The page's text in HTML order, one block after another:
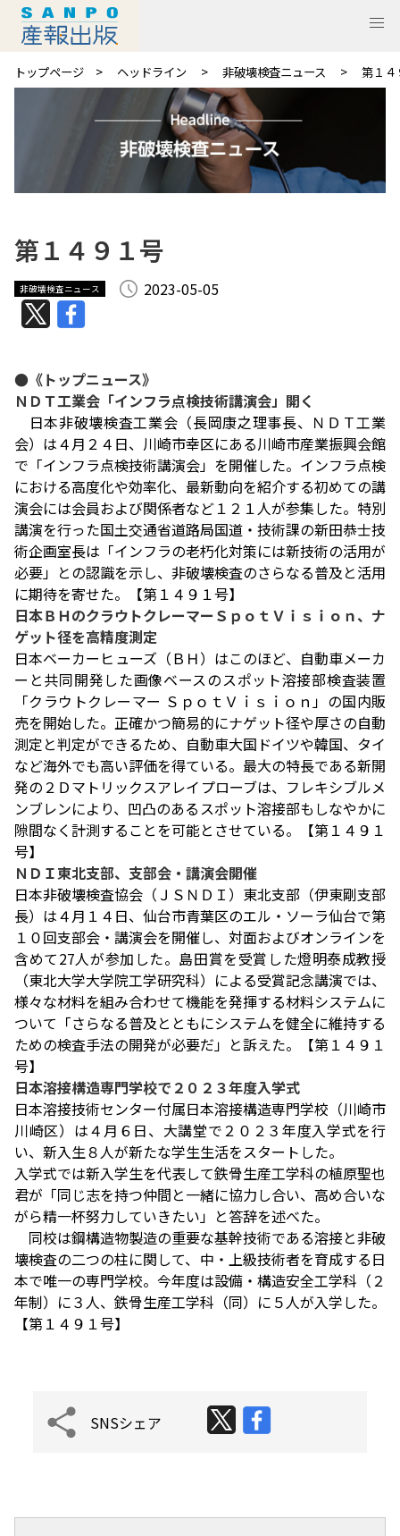
トップページ ヘッドライン 非破壊検査ニュース 第１４
第１４９１号
非破壊検査ニュース 2023-05-05
●《トップニュース》
ＮＤＴ工業会「インフラ点検技術講演会」開く
日本非破壊検査工業会（長岡康之理事長、ＮＤＴ工業
会）は４月２４日、川崎市幸区にある川崎市産業振興会館
で「インフラ点検技術講演会」を開催した。インフラ点検
における高度化や効率化、最新動向を紹介する初めての講
演会には会員および関係者など１２１人が参集した。特別
講演を行った国土交通省道路局国道・技術課の新田恭士技
術企画室長は「インフラの老朽化対策には新技術の活用が
必要」との認識を示し、非破壊検査のさらなる普及と活用
に期待を寄せた。【第１４９１号】
日本ＢＨのクラウトクレーマーＳｐｏｔＶｉｓｉｏｎ、ナ
ゲット径を高精度測定
日本ベーカーヒューズ（ＢＨ）はこのほど、自動車メーカ
ーと共同開発した画像ベースのスポット溶接部検査装置
「クラウトクレーマー ＳｐｏｔＶｉｓｉｏｎ」の国内販
売を開始した。正確かつ簡易的にナゲット径や厚さの自動
測定と判定ができるため、自動車大国ドイツや韓国、タイ
など海外でも高い評価を得ている。最大の特長である新開
発の２Ｄマトリックスアレイプローブは、フレキシブルメ
ンブレンにより、凹凸のあるスポット溶接部もしなやかに
隙間なく計測することを可能とさせている。【第１４９１
号】
ＮＤＩ東北支部、支部会・講演会開催
日本非破壊検査協会（ＪＳＮＤＩ）東北支部（伊東剛支部
長）は４月１４日、仙台市青葉区のエル・ソーラ仙台で第
１０回支部会・講演会を開催し、対面およびオンラインを
含めて27人が参加した。島田賞を受賞した燈明泰成教授
（東北大学大学院工学研究科）による受賞記念講演では、
様々な材料を組み合わせて機能を発揮する材料システムに
ついて「さらなる普及とともにシステムを健全に維持する
ための検査手法の開発が必要だ」と訴えた。【第１４９１
号】
日本溶接構造専門学校で２０２３年度入学式
日本溶接技術センター付属日本溶接構造専門学校（川崎市
川崎区）は４月６日、大講堂で２０２３年度入学式を行
い、新入生８人が新たな学生生活をスタートした。
入学式では新入学生を代表して鉄骨生産工学科の植原聖也
君が「同じ志を持つ仲間と一緒に協力し合い、高め合いな
がら精一杯努力していきたい」と答辞を述べた。
同校は鋼構造物製造の重要な基幹技術である溶接と非破
壊検査の二つの柱に関して、中・上級技術者を育成する日
本で唯一の専門学校。今年度は設備・構造安全工学科（２
年制）に３人、鉄骨生産工学科（同）に５人が入学した。
【第１４９１号】
SNSシェア